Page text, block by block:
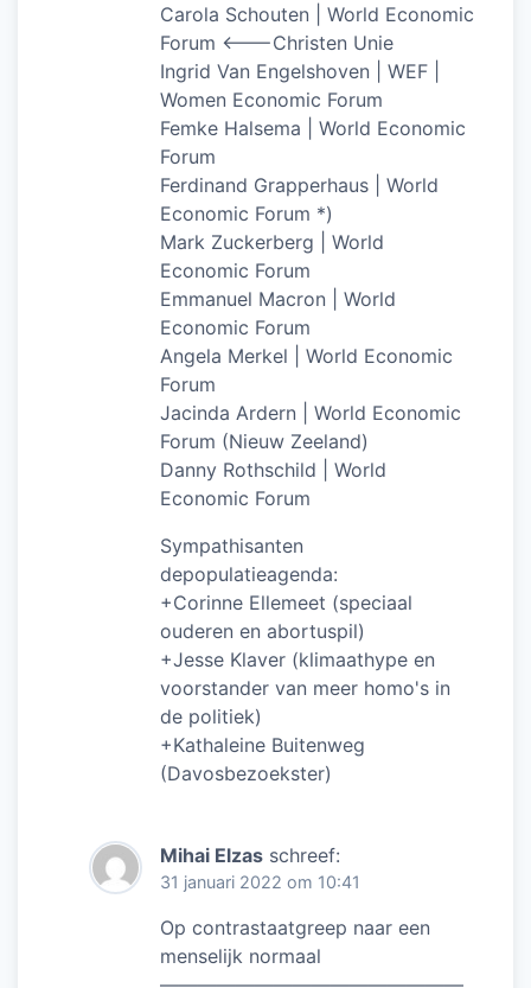
Carola Schouten | World Economic
Forum <——-Christen Unie
Ingrid Van Engelshoven | WEF |
Women Economic Forum
Femke Halsema | World Economic
Forum
Ferdinand Grapperhaus | World
Economic Forum *)
Mark Zuckerberg | World
Economic Forum
Emmanuel Macron | World
Economic Forum
Angela Merkel | World Economic
Forum
Jacinda Ardern | World Economic
Forum (Nieuw Zeeland)
Danny Rothschild | World
Economic Forum
Sympathisanten
depopulatieagenda:
+Corinne Ellemeet (speciaal
ouderen en abortuspil)
+Jesse Klaver (klimaathype en
voorstander van meer homo's in
de politiek)
+Kathaleine Buitenweg
(Davosbezoekster)
Mihai Elzas schreef:
31 januari 2022 om 10:41
Op contrastaatgreep naar een
menselijk normaal